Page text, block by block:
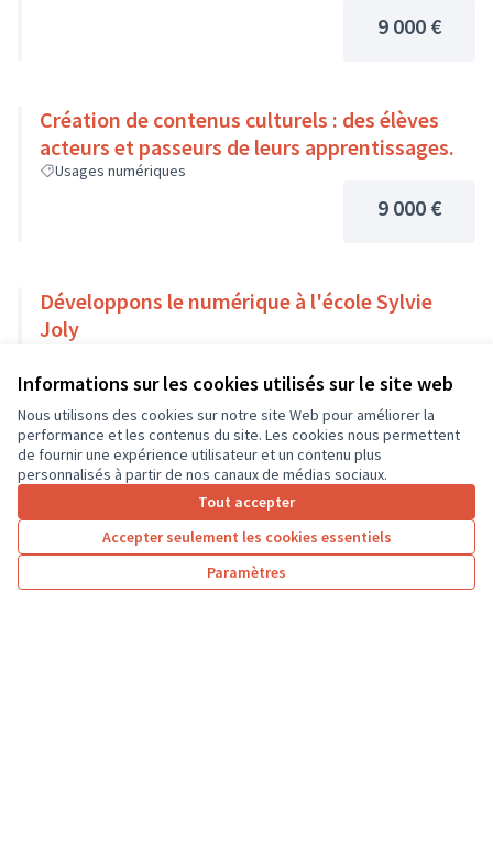
Informations sur les cookies utilisés sur le site web
Nous utilisons des cookies sur notre site Web pour améliorer la
performance et les contenus du site. Les cookies nous permettent
de fournir une expérience utilisateur et un contenu plus
personnalisés à partir de nos canaux de médias sociaux.
Tout accepter
Accepter seulement les cookies essentiels
Paramètres
9 000 €
Création de contenus culturels : des élèves
acteurs et passeurs de leurs apprentissages.
Usages numériques
9 000 €
Développons le numérique à l'école Sylvie
Joly
9 000 €
Résultats par page : 25
2 3 4 …